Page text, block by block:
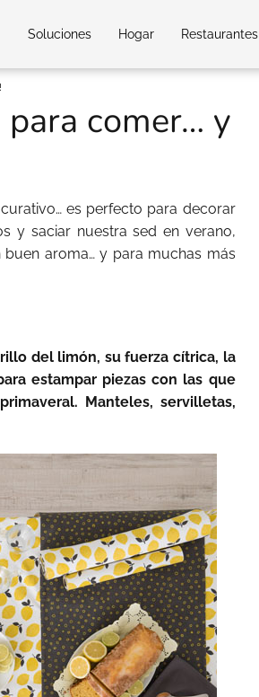
Soluciones Hogar Restaurantes
comer… y
es perfecto para decorar
y saciar nuestra sed en verano,
aroma… y para muchas más
del limón, su fuerza cítrica, la
estampar piezas con las que
Manteles, servilletas,